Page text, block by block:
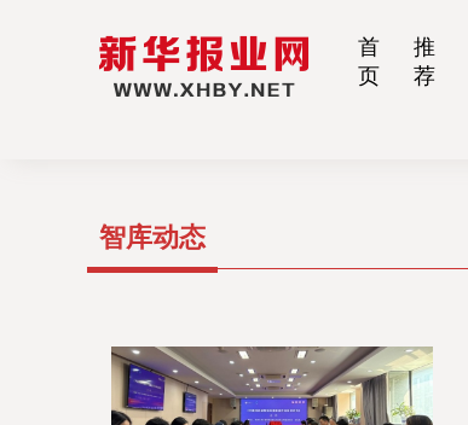
首
页
推
荐
智库动态